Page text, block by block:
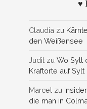
♥
Claudia zu
den Weißensee
Judit zuWo Sylt
Kraftorte auf Sylt
Marcel zu
die man in